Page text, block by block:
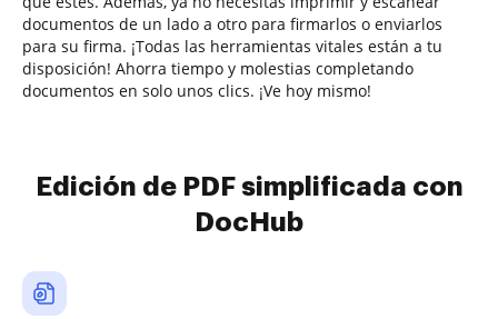
documentos de un lado a otro para firmarlos o enviarlos
para su firma. ¡Todas las herramientas vitales están a tu
disposición! Ahorra tiempo y molestias completando
documentos en solo unos clics. ¡Ve hoy mismo!
Edición de PDF simplificada con
DocHub